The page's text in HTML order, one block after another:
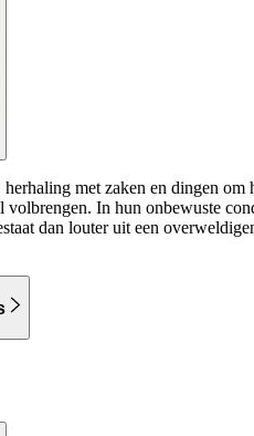
met zaken en dingen
In hun onbewuste
dan louter uit een